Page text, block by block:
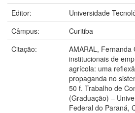
Editor:
Universidade
Câmpus:
Curitiba
Citação:
AMARAL, Fernanda
institucionais de
agrícola: uma
propaganda no
50 f. Trabalho de
(Graduação) –
Federal do Paraná,